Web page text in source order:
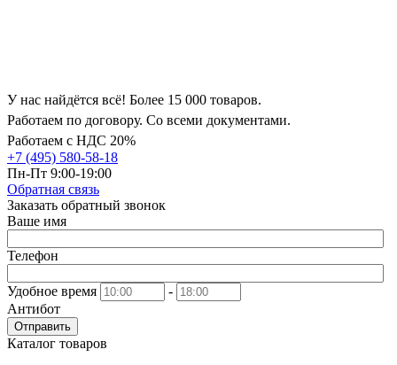
У нас найдётся всё! Более 15 000 товаров.
Работаем по договору. Со всеми документами.
Работаем с НДС 20%
+7 (495) 580-58-18
Пн-Пт 9:00-19:00
Обратная связь
Заказать обратный звонок
Ваше имя
Телефон
Удобное время
-
Антибот
Отправить
Каталог товаров